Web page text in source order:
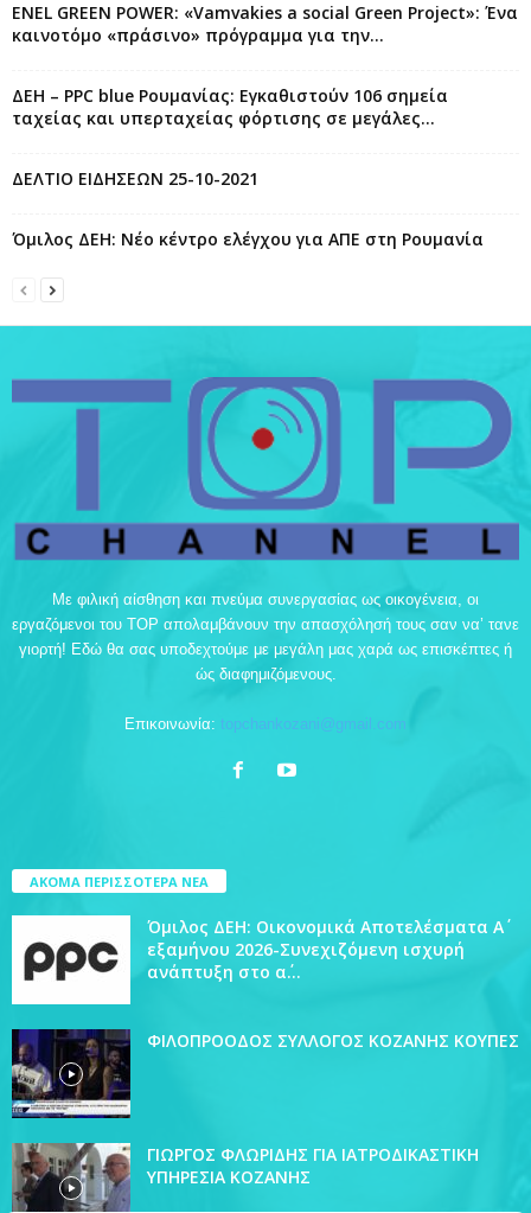
ENEL GREEN POWER: «Vamvakies a social Green Project»: Ένα
καινοτόμο «πράσινο» πρόγραμμα για την...
ΔΕΗ – PPC blue Ρουμανίας: Εγκαθιστούν 106 σημεία
ταχείας και υπερταχείας φόρτισης σε μεγάλες...
ΔΕΛΤΙΟ ΕΙΔΗΣΕΩΝ 25-10-2021
Όμιλος ΔΕΗ: Νέο κέντρο ελέγχου για ΑΠΕ στη Ρουμανία
Με φιλική αίσθηση και πνεύμα συνεργασίας ως οικογένεια, οι
εργαζόμενοι του TOP απολαμβάνουν την απασχόλησή τους σαν να’ τανε
γιορτή! Εδώ θα σας υποδεχτούμε με μεγάλη μας χαρά ως επισκέπτες ή
ώς διαφημιζόμενους.
Επικοινωνία: topchankozani@gmail.com
ΑΚΟΜΑ ΠΕΡΙΣΣΟΤΕΡΑ ΝΕΑ
Όμιλος ΔΕΗ: Οικονομικά Αποτελέσματα Α΄
εξαμήνου 2026-Συνεχιζόμενη ισχυρή
ανάπτυξη στο α΄...
ΦΙΛΟΠΡΟΟΔΟΣ ΣΥΛΛΟΓΟΣ ΚΟΖΑΝΗΣ ΚΟΥΠΕΣ
ΓΙΩΡΓΟΣ ΦΛΩΡΙΔΗΣ ΓΙΑ ΙΑΤΡΟΔΙΚΑΣΤΙΚΗ
ΥΠΗΡΕΣΙΑ ΚΟΖΑΝΗΣ